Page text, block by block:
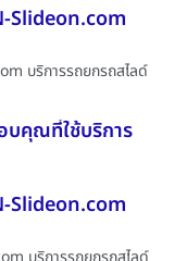
Slideon.com
บริการรถยกรถสไลด์
บคุณที่ใช้บริการ
Slideon.com